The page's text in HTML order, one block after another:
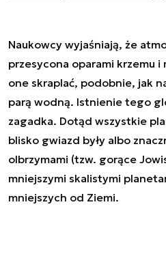
Naukowcy wyjaśniają, że
przesycona oparami krzemu i
one skraplać, podobnie, jak
parą wodną. Istnienie tego
zagadka. Dotąd wszystkie
blisko gwiazd były albo
olbrzymami (tzw. gorące
mniejszymi skalistymi
mniejszych od Ziemi.